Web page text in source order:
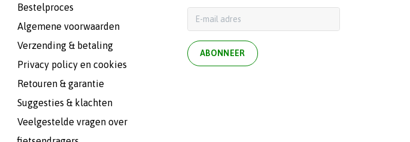
Bestelproces
Algemene voorwaarden
Verzending & betaling
Privacy policy en cookies
Retouren & garantie
Suggesties & klachten
Veelgestelde vragen over
ABONNEER